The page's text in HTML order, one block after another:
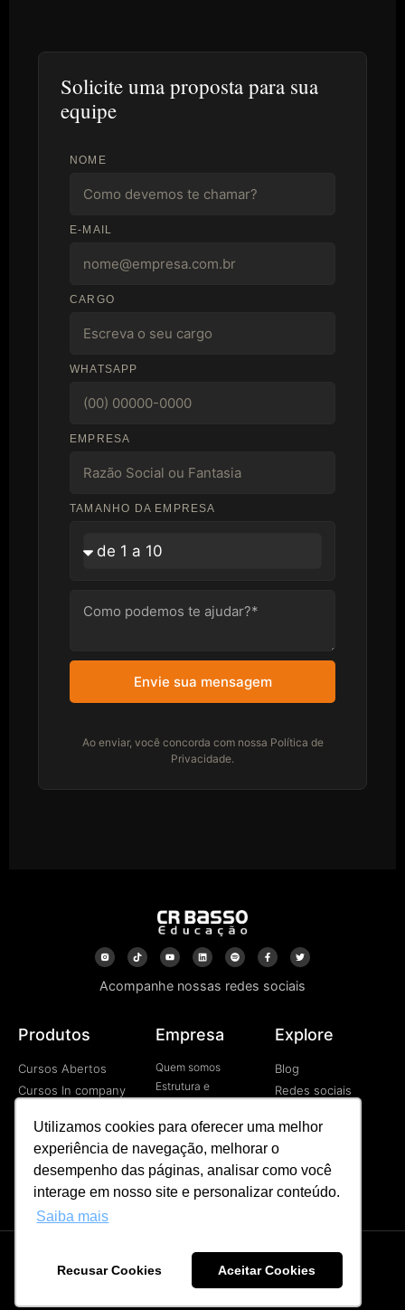
Utilizamos cookies para oferecer uma melhor
experiência de navegação, melhorar o
desempenho das páginas, analisar como você
interage em nosso site e personalizar conteúdo.
Saiba mais
Recusar Cookies Aceitar Cookies
Solicite uma proposta para sua
equipe
NOME
E-MAIL
CARGO
WHATSAPP
EMPRESA
TAMANHO DA EMPRESA
Envie sua mensagem
Ao enviar, você concorda com nossa Política de
Privacidade.
Acompanhe nossas redes sociais
Produtos
Cursos Abertos
Cursos In company
Programa de
Desenvolvimetno de
Líderes
Palestras
Empresa
Quem somos
Estrutura e
Tecnologia
Contato
Explore
Blog
Redes sociais